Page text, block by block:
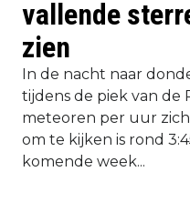
vallende
zien
In de nacht naar
tijdens de piek van de
meteoren per uur
om te kijken is rond
komende week...